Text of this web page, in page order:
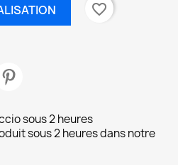
favorite_border
sous 2 heures
sous 2 heures dans notre